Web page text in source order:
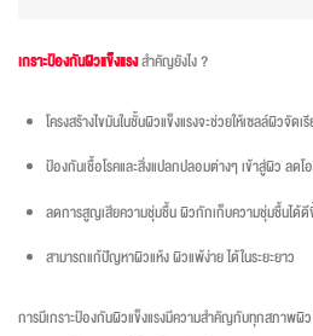
เกราะป้องกันผิวแข็งแรงสำคัญยังไง ?
โครงสร้างไขมันในชั้นผิวแข็งแรงจะช่วยให้เซลล์ผิวจัดเ
ป้องกันเชื้อโรคและสิ่งแปลกปลอมต่างๆ เข้าสู่ผิว ลดโ
ลดการสูญเสียความชุ่มชื้น ผิวกักเก็บความชุ่มชื้นได้
สามารถแก้ปัญหาผิวแห้ง ผิวแพ้ง่าย ได้ในระยะยาว
การมีเกราะป้องกันผิวแข็งแรงมีความสำคัญกับทุกสภาพผิว